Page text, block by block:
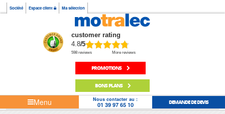
Société Espace client Ma sélection
customer rating
4.8/5
598 reviews More reviews
PROMOTIONS
BONS PLANS
Menu Nous contacter au :
01 39 97 65 10 DEMANDE DE DEVIS